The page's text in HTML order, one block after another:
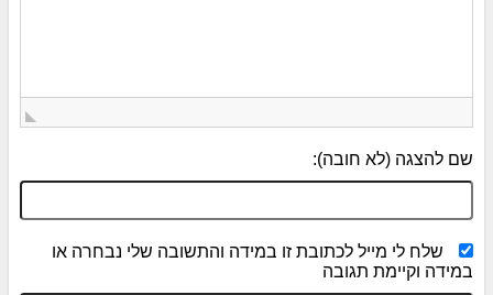
שם להצגה (לא חובה):
שלח לי מייל לכתובת זו במידה והתשובה שלי נבחרה או
במידה וקיימת תגובה